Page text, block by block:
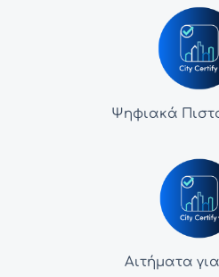
Ψηφιακά
Αιτήματα